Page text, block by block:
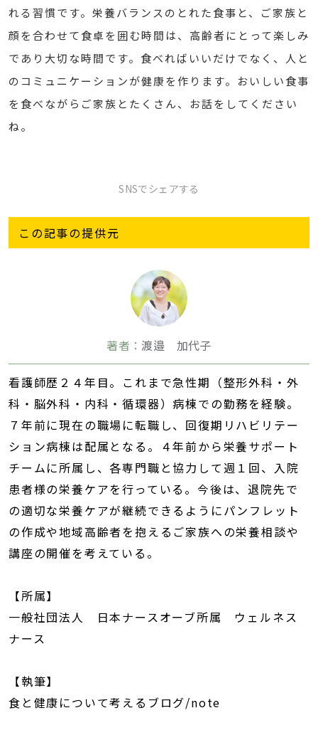
れる習慣です。栄養バランスのとれた食事と、ご家族と
顔を合わせて食卓を囲む時間は、高齢者にとって楽しみ
であり大切な時間です。食べればいいだけでなく、人と
のコミュニケーションが健康を作ります。おいしい食事
を食べながらご家族とたくさん、お話をしてください
ね。
SNSでシェアする
この記事の提供元
著者：渡邉 加代子
看護師歴２４年目。これまで急性期（整形外科・外
科・脳外科・内科・循環器）病棟での勤務を経験。
７年前に現在の職場に転職し、回復期リハビリテー
ション病棟は配属となる。４年前から栄養サポート
チームに所属し、各専門職と協力して週１回、入院
患者様の栄養ケアを行っている。今後は、退院先で
の適切な栄養ケアが継続できるようにパンフレット
の作成や地域高齢者を抱えるご家族への栄養相談や
講座の開催を考えている。
【所属】
一般社団法人 日本ナースオーブ所属 ウェルネス
ナース
【執筆】
食と健康について考えるブログ/note